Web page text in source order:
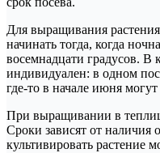
Для выращивания
начинать тогда, когда
восемнадцати градусов. В
индивидуален: в одном
где-то в начале июня
При выращивании в
Сроки зависят от наличия
культивировать растение